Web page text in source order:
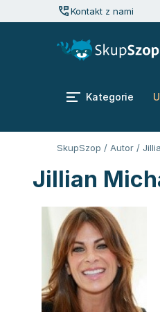
Kontakt z nami
Kategorie
SkupSzop / Autor /
Jillian